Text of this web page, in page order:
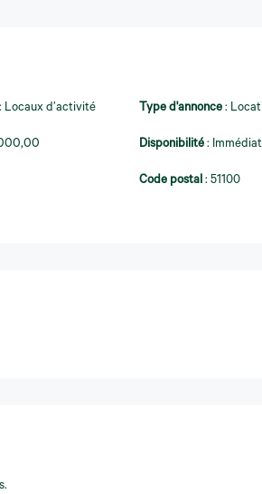
: Locaux d’activité Type d'annonce :
Disponibilité :
Code postal : 51100